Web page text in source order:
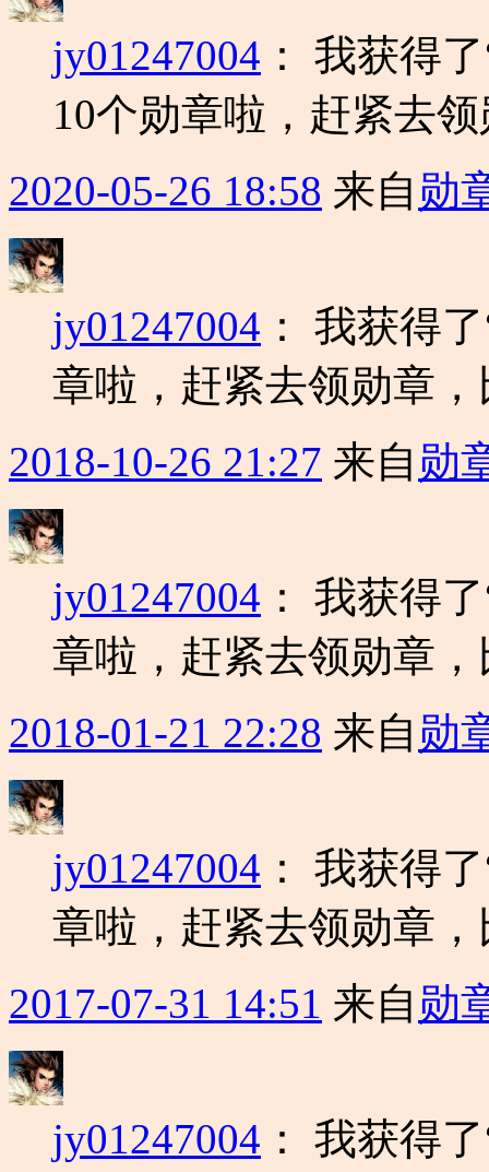
jy01247004 ： 我获得
10个勋章啦，赶紧去
2020-05-26 18:58 来自 勋
jy01247004 ： 我获得
章啦，赶紧去领勋章
2018-10-26 21:27 来自 勋
jy01247004 ： 我获得
章啦，赶紧去领勋章
2018-01-21 22:28 来自 勋
jy01247004 ： 我获得
章啦，赶紧去领勋章
2017-07-31 14:51 来自 勋
jy01247004 ： 我获得